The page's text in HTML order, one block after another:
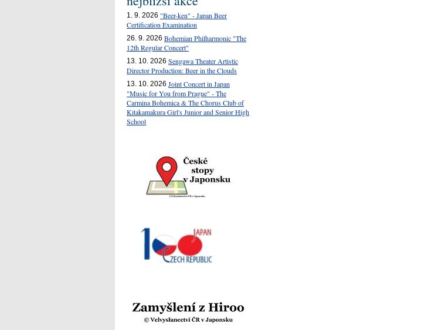
1. 9. 2026 "Beer-ken" - Japan Beer
Certification Examination
26. 9. 2026 Bohemian Philharmonic "The
12th Regular Concert"
13. 10. 2026 Sengawa Theater Artistic
Director Production: Beer in the Clouds
13. 10. 2026 Joint Concert in Japan
"Music for You from Prague" - The
Carmina Bohemica & The Chorus Club of
Kitakamakura Girl's Junior and Senior High
School